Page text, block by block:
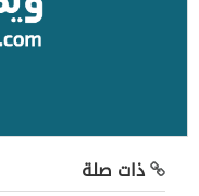
ذات صلة